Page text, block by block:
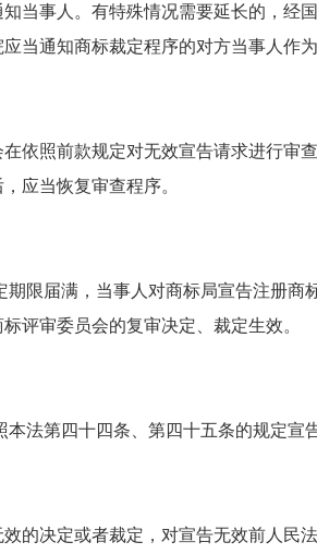
当事人。有特殊情况需要延长的，经
当通知商标裁定程序的对方当事人作为
照前款规定对无效宣告请求进行审查
应当恢复审查程序。
届满，当事人对商标局宣告注册商标
评审委员会的复审决定、裁定生效。
第四十四条、第四十五条的规定宣
决定或者裁定，对宣告无效前人民法